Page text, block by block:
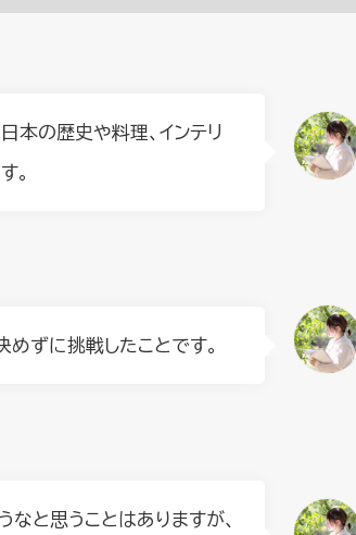
本の歴史や料理、インテリ
。
めずに挑戦したことです。
と思うことはありますが、